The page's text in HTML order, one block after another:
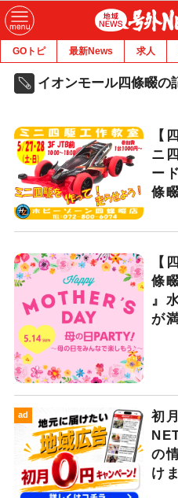
GOトピ 最新News 求人
イオンモール四條畷の
【
ニ
ー
條
【
條
』
が
ad
初
の
け